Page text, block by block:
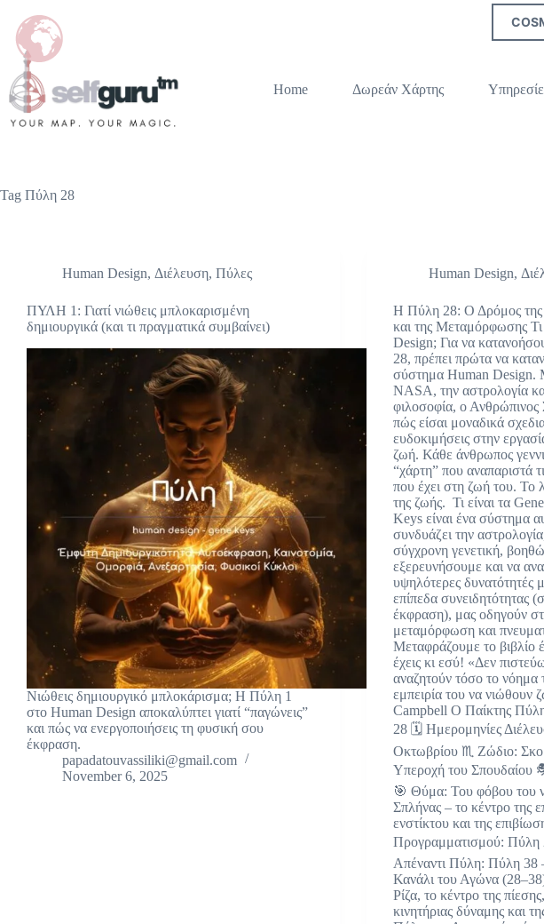
Home Δωρεάν Χάρτης
Tag Πύλη 28
Human Design, Διέλευση, Πύλες
ΠΥΛΗ 1: Γιατί νιώθεις μπλοκαρισμένη
δημιουργικά (και τι πραγματικά συμβαίνει)
Νιώθεις δημιουργικό μπλοκάρισμα; Η Πύλη 1
στο Human Design αποκαλύπτει γιατί “παγώνεις”
και πώς να ενεργοποιήσεις τη φυσική σου
έκφραση.
papadatouvassiliki@gmail.com
November 6, 2025
Human Design,
Η Πύλη 28: Ο Δρόμος της
και της Μεταμόρφωσης Τι
Design; Για να
28, πρέπει πρώτα να
σύστημα Human Design.
NASA, την αστρολογία
φιλοσοφία, ο Ανθρώπινος
πώς είσαι μοναδικά
ευδοκιμήσεις στην
ζωή. Κάθε άνθρωπος
“χάρτη” που αναπαριστά
που έχει στη ζωή του. Το
της ζωής. Τι είναι τα
Keys είναι ένα σύστημα
συνδυάζει την
σύγχρονη γενετική,
εξερευνήσουμε και να
υψηλότερες δυνατότητές
επίπεδα συνειδητότητας
έκφραση), μας οδηγούν
μεταμόρφωση και
Μεταφράζουμε το βιβλίο
έχεις κι εσύ! «Δεν
αναζητούν τόσο το νόημα
εμπειρία του να νιώθουν
Campbell Ο Παίκτης
28 🗓 Ημερομηνίες
Οκτωβρίου ♏ Ζώδιο:
Υπεροχή του Σπουδαίου
🎯 Θύμα: Του φόβου του
Σπλήνας – το κέντρο της
ενστίκτου και της
Προγραμματισμού: Πύλη
Απέναντι Πύλη: Πύλη 38
Κανάλι του Αγώνα
Ρίζα, το κέντρο της
κινητήριας δύναμης και